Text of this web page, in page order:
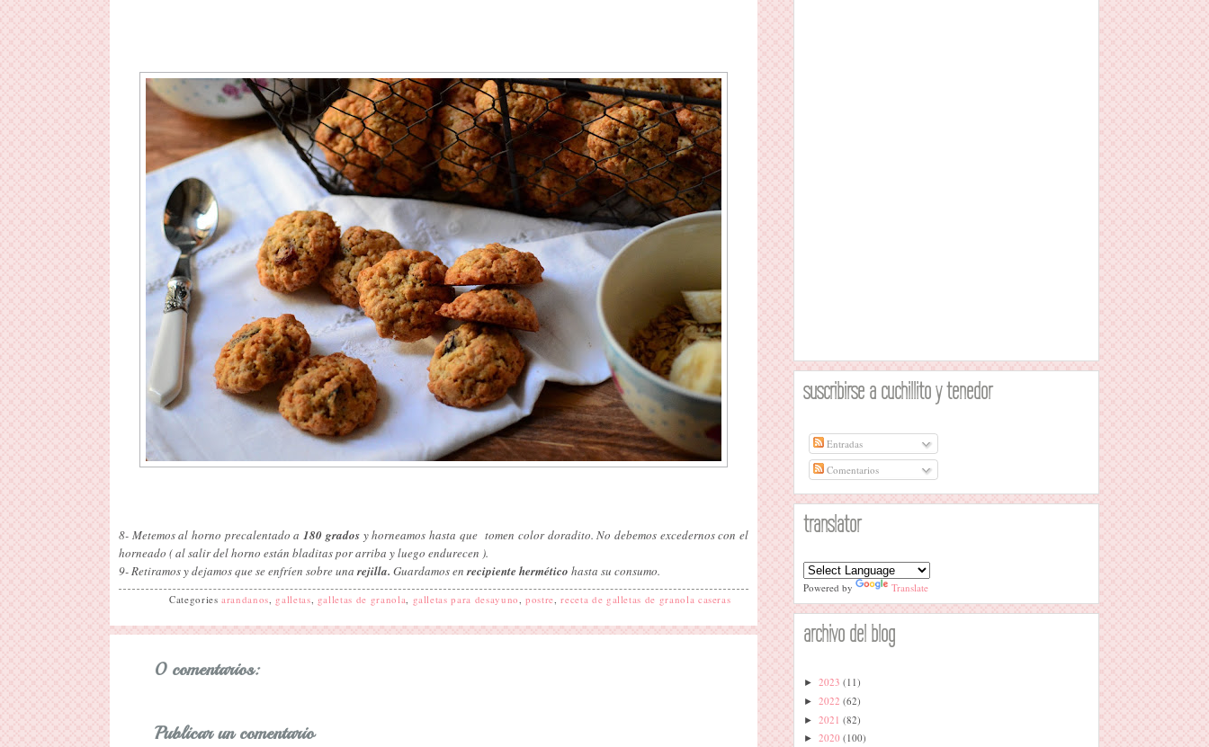
8- Metemos al horno precalentado a180 gradosy horneamos hasta que tomen color doradito. No debemos excedernos con el
horneado ( al salir del horno están bladitas por arriba y luego endurecen ).
9- Retiramos y dejamos que se enfríen sobre una rejilla. Guardamos en recipiente hermético hasta su consumo.
Categoriesarandanos galletas galletas de granola galletas para desayuno ,postre ,receta de galletas de granola caseras
0 comentarios:
Publicar un comentario
suscribirse a cuchillito y tenedor
Entradas
Comentarios
translator
Powered by Translate
archivo del blog
► 2023 (11)
► 2022 (62)
► 2021 (82)
► 2020 (100)